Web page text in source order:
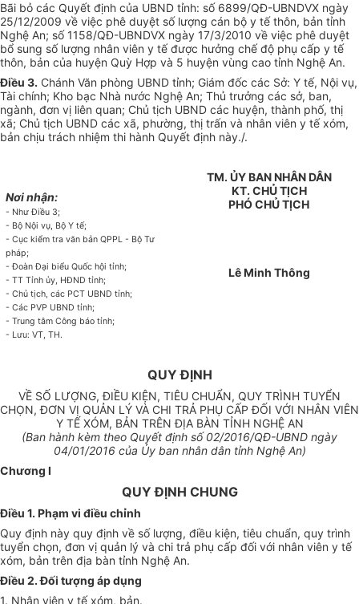
Bãi bỏ các Quyết định của UBND tỉnh: số 6899/QĐ-UBNDVX ngày
25/12/2009 về việc phê duyệt số lượng cán bộ y tế thôn, bản tỉnh
Nghệ An; số 1158/QĐ-UBNDVX ngày 17/3/2010 về việc phê duyệt
bổ sung số lượng nhân viên y tế được hưởng chế độ phụ cấp y tế
thôn, bản của huyện Quỳ Hợp và 5 huyện vùng cao tỉnh Nghệ An.
Điều 3. Chánh Văn phòng UBND tỉnh; Giám đốc các Sở: Y tế, Nội vụ,
Tài chính; Kho bạc Nhà nước Nghệ An; Thủ trưởng các sở, ban,
ngành, đơn vị liên quan; Chủ tịch UBND các huyện, thành phố, thị
xã; Chủ tịch UBND các xã, phường, thị trấn và nhân viên y tế xóm,
bản chịu trách nhiệm thi hành Quyết định này./.
Nơi nhận:
- Như Điều 3;
- Bộ Nội vụ, Bộ Y tế;
- Cục kiểm tra văn bản QPPL - Bộ Tư
pháp;
- Đoàn Đại biểu Quốc hội tỉnh;
- TT Tỉnh ủy, HĐND tỉnh;
- Chủ tịch, các PCT UBND tỉnh;
- Các PVP UBND tỉnh;
- Trung tâm Công báo tỉnh;
- Lưu: VT, TH.
TM. ỦYBAN NHÂN DÂN
KT. CHỦ TỊCH
PHÓCHỦ TỊCH
Lê Minh Thông
QUY ĐỊNH
VỀ SỐ LƯỢNG, ĐIỀU KIỆN, TIÊU CHUẨN, QUY TRÌNH TUYỂN
CHỌN, ĐƠN VỊ QUẢN LÝ VÀ CHI TRẢ PHỤ CẤP ĐỐI VỚI NHÂN VIÊN
Y TẾ XÓM, BẢN TRÊN ĐỊA BÀN TỈNH NGHỆ AN
(Ban hành kèm theo Quyết định số02/2016/QĐ-UBND ngày
04/01/2016 của Ủyban nhân dân tỉnh Nghệ An)
Chương I
QUY ĐỊNH CHUNG
Điều 1. Phạm vi điều chỉnh
Quy định này quy định về số lượng, điều kiện, tiêu chuẩn, quy trình
tuyển chọn, đơn vị quản lý và chi trả phụ cấp đối với nhân viên y tế
xóm, bản trên địa bàn tỉnh Nghệ An.
Điều 2. Đối tượng áp dụng
1. Nhân viên y tế xóm, bản.